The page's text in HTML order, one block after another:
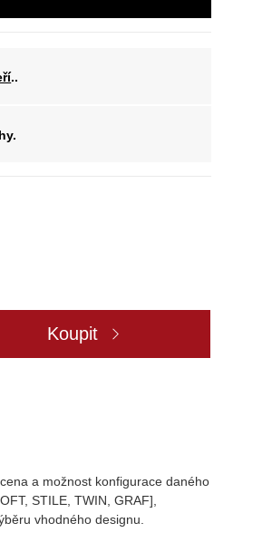
..
Koupit
a možnost konfigurace daného
STILE, TWIN, GRAF],
vhodného designu.